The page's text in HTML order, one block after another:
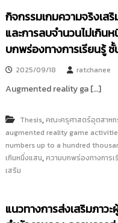
e
p
o
t
r
y
:
ค
ลั
ข้
ช
ม
ค
ธั
ญ
บุ
กิจกรรมเกมความจริงเส
และการลบจำนวนไม่เกิน
บกพร่องทางการเรียนรู้
2025/09/18 ratchanee
Augmented reality ga […]
Thesis,คณะครุศาสตร์อุตสาหก
augmented reality game
numbers up to a hundred
เกินหนึ่งแสน,ความบกพร่องทางการเ
เสริม
แนวทางการส่งเสริมภา